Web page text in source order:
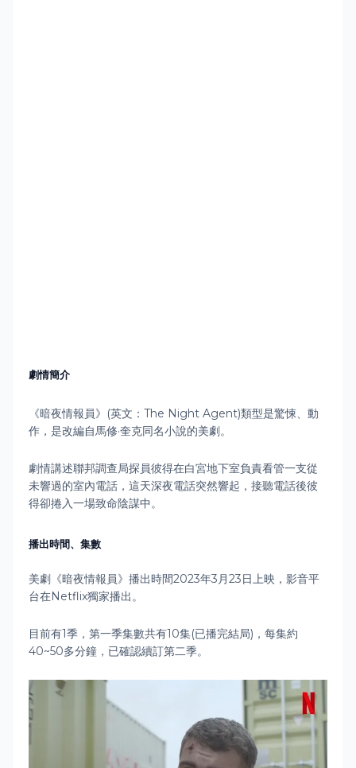
劇情簡介
《暗夜情報員》(英文：The Night Agent)類型是驚悚、動
作，是改編自馬修·奎克同名小說的美劇。
劇情講述聯邦調查局探員彼得在白宮地下室負責看管一支從
未響過的室內電話，這天深夜電話突然響起，接聽電話後彼
得卻捲入一場致命陰謀中。
播出時間、集數
美劇《暗夜情報員》播出時間2023年3月23日上映，影音平
台在Netflix獨家播出。
目前有1季，第一季集數共有10集(已播完結局)，每集約
40~50多分鐘，已確認續訂第二季。